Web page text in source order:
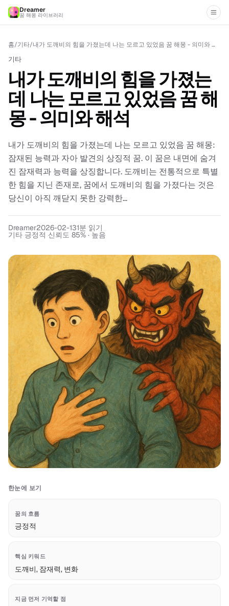
Dreamer
꿈 해몽 라이브러리
홈/기타/ 내가 도깨비의 힘을 가졌는데 나는 모르고 있었음 꿈 해몽 - 의미와 해석
기타
내가 도깨비의 힘을 가졌는
데 나는 모르고 있었음 꿈 해
몽 - 의미와 해석
내가 도깨비의 힘을 가졌는데 나는 모르고 있었음 꿈 해몽:
잠재된 능력과 자아 발견의 상징적 꿈. 이 꿈은 내면에 숨겨
진 잠재력과 능력을 상징합니다. 도깨비는 전통적으로 특별
한 힘을 지닌 존재로, 꿈에서 도깨비의 힘을 가졌다는 것은
당신이 아직 깨닫지 못한 강력한...
Dreamer2026-02-131분 읽기
기타 긍정적 신뢰도 85% · 높음
한눈에 보기
꿈의 흐름
긍정적
핵심 키워드
도깨비, 잠재력, 변화
지금 먼저 기억할 점